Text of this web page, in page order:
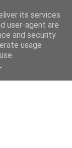
its services
user-agent are
and security
usage